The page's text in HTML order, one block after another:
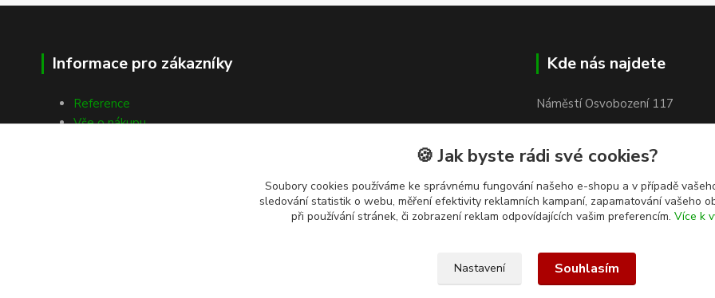
Informace pro zákazníky
Reference
Vše o nákupu
Kde nás najdete
Náměstí Osvobození 117
🍪 Jak byste rádi své cookies?
Soubory cookies používáme ke správnému fungování našeho e-shopu a v případě
sledování statistik o webu, měření efektivity reklamních kampaní, zapamatování vašeho
při používání stránek, či zobrazení reklam odpovídajících vašim preferencím. Více k
Nastavení Souhlasím